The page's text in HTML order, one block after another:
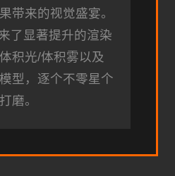
带来的视觉盛宴。
了显著提升的渲染
积光/体积雾以及
型，逐个不零星个
磨。